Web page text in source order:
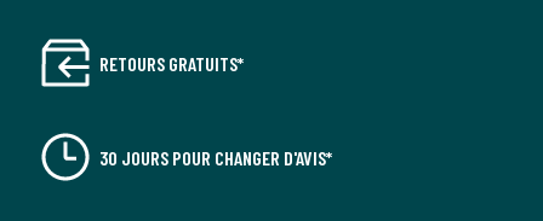
RETOURS GRATUITS*
30 JOURS POUR CHANGER D'AVIS*